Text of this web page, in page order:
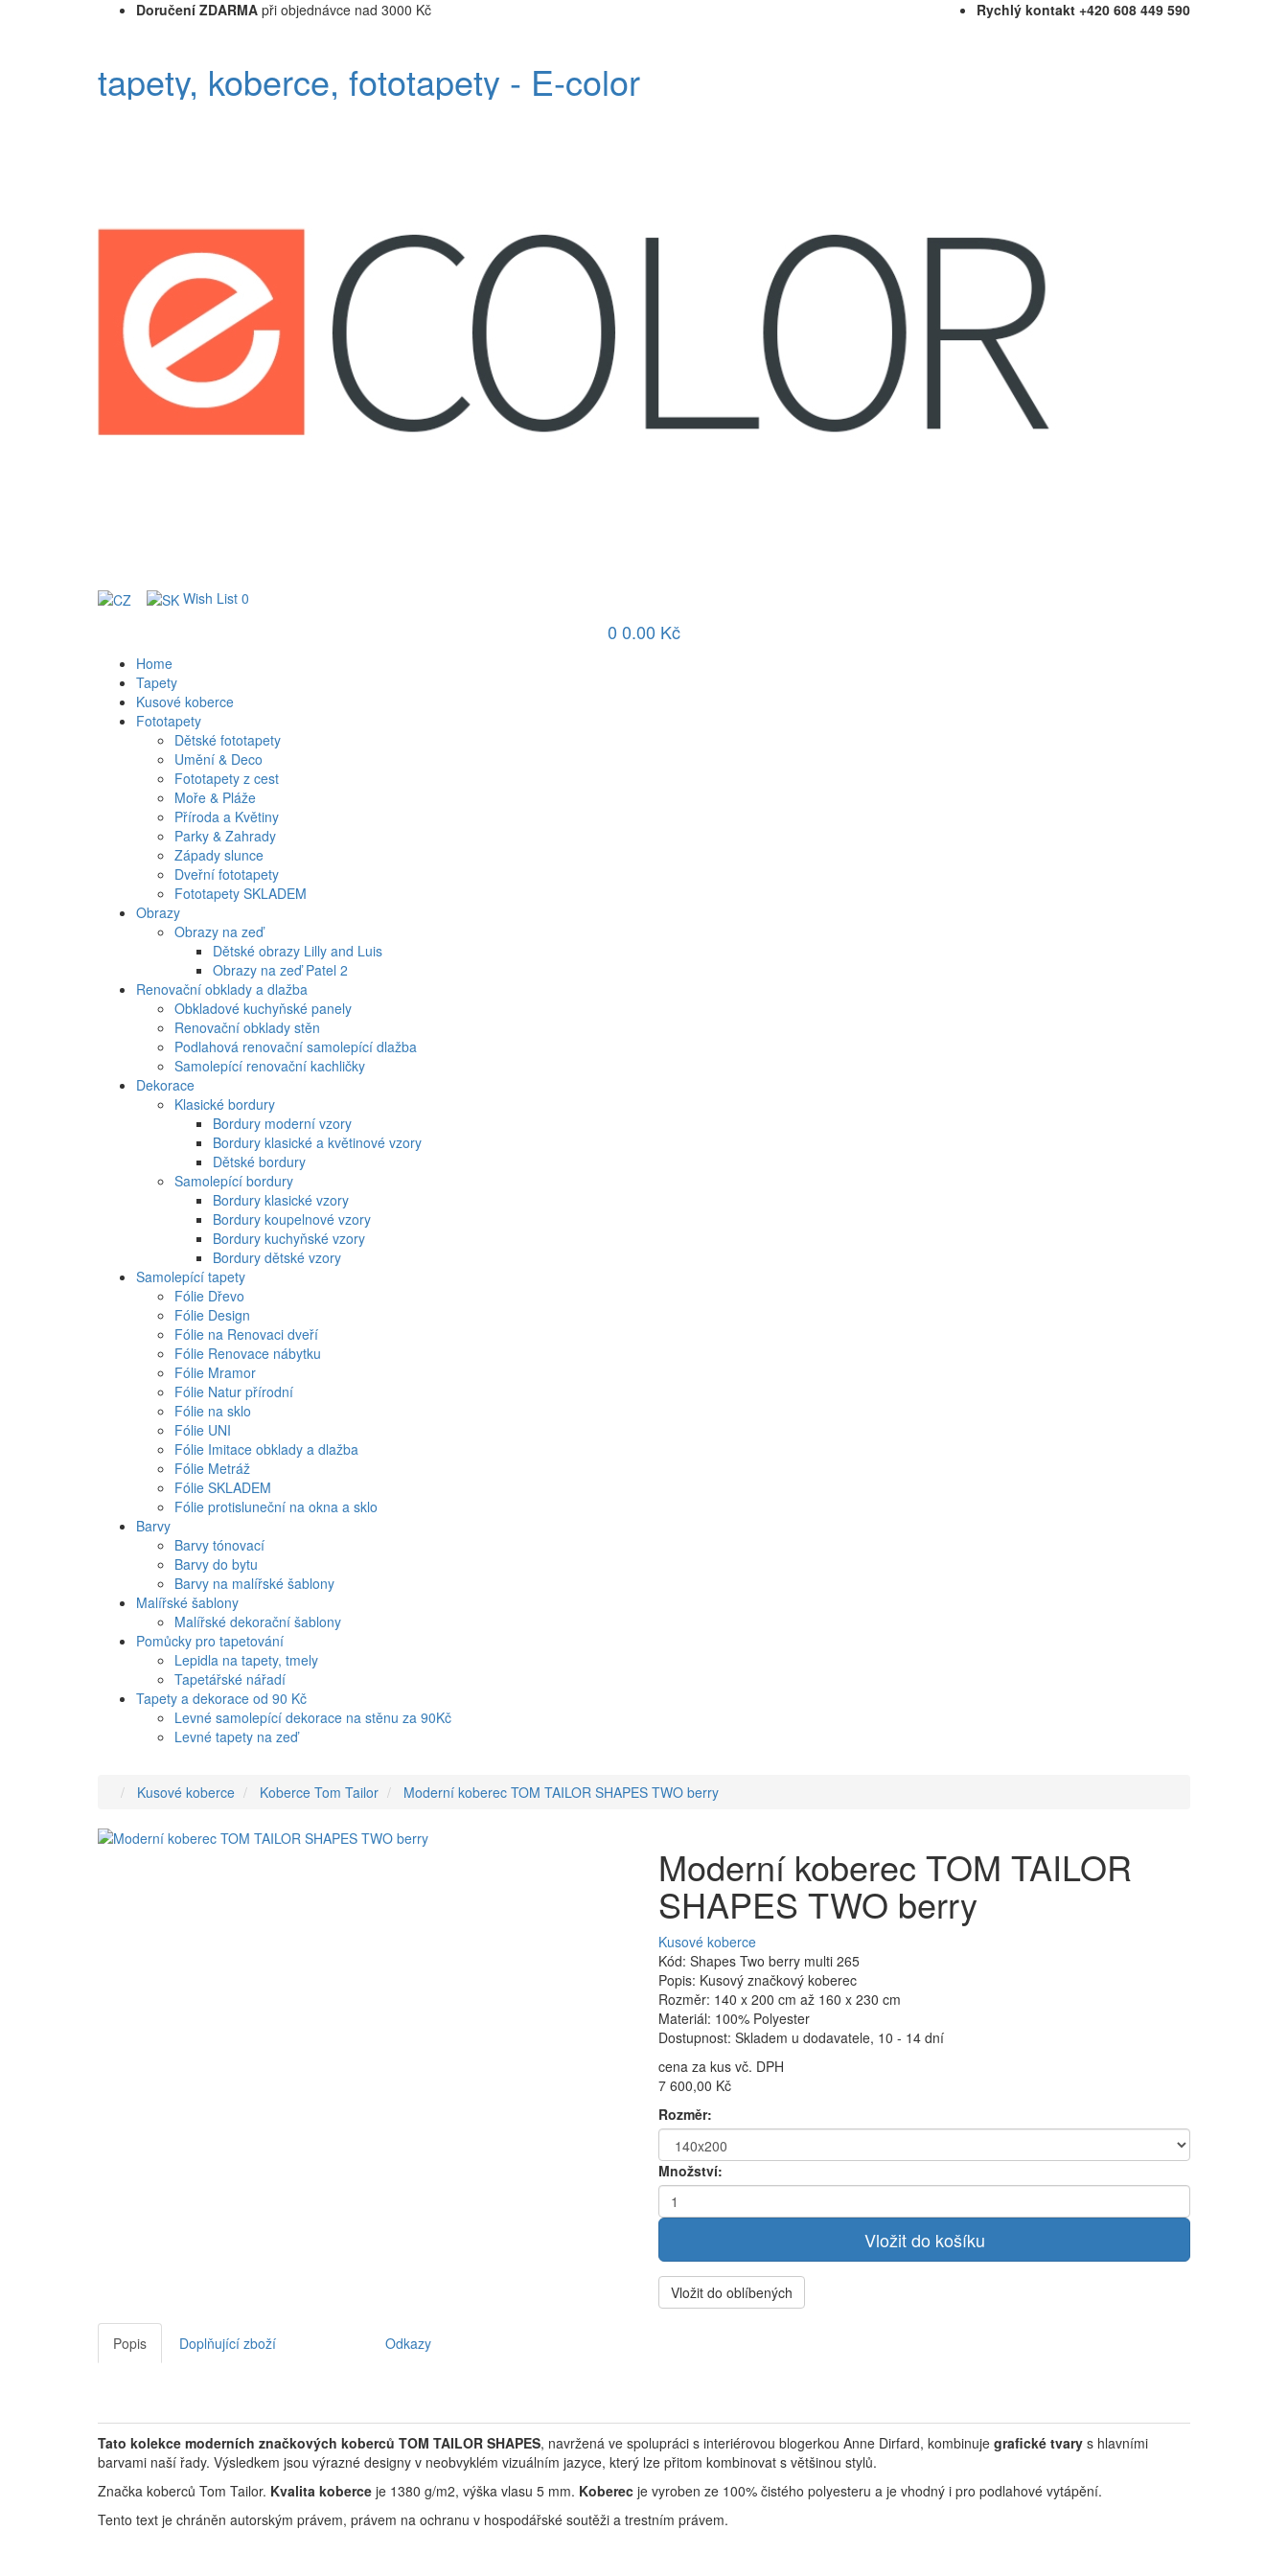
Doručení ZDARMA při objednávce nad 3000 Kč Rychlý kontakt +420 608 449 590
tapety, koberce, fototapety - E-color
Wish List 0
0 0.00 Kč
Home
Tapety
Kusové koberce
Fototapety
Dětské fototapety
Umění & Deco
Fototapety z cest
Moře & Pláže
Příroda a Květiny
Parky & Zahrady
Západy slunce
Dveřní fototapety
Fototapety SKLADEM
Obrazy
Obrazy na zeď
Dětské obrazy Lilly and Luis
Obrazy na zeď Patel 2
Renovační obklady a dlažba
Obkladové kuchyňské panely
Renovační obklady stěn
Podlahová renovační samolepící dlažba
Samolepící renovační kachličky
Dekorace
Klasické bordury
Bordury moderní vzory
Bordury klasické a květinové vzory
Dětské bordury
Samolepící bordury
Bordury klasické vzory
Bordury koupelnové vzory
Bordury kuchyňské vzory
Bordury dětské vzory
Samolepící tapety
Fólie Dřevo
Fólie Design
Fólie na Renovaci dveří
Fólie Renovace nábytku
Fólie Mramor
Fólie Natur přírodní
Fólie na sklo
Fólie UNI
Fólie Imitace obklady a dlažba
Fólie Metráž
Fólie SKLADEM
Fólie protisluneční na okna a sklo
Barvy
Barvy tónovací
Barvy do bytu
Barvy na malířské šablony
Malířské šablony
Malířské dekorační šablony
Pomůcky pro tapetování
Lepidla na tapety, tmely
Tapetářské nářadí
Tapety a dekorace od 90 Kč
Levné samolepící dekorace na stěnu za 90Kč
Levné tapety na zeď
Kusové koberce Koberce Tom Tailor Moderní koberec TOM TAILOR SHAPES TWO berry
Moderní koberec TOM TAILOR
SHAPES TWO berry
Kusové koberce
Kód: Shapes Two berry multi 265
Popis: Kusový značkový koberec
Rozměr: 140 x 200 cm až 160 x 230 cm
Materiál: 100% Polyester
Dostupnost: Skladem u dodavatele, 10 - 14 dní
cena za kus vč. DPH
7 600,00 Kč
Rozměr:
Množství:
Vložit do oblíbených
Popis Doplňující zboží Odkazy
Tato kolekce moderních značkových koberců TOM TAILOR SHAPES, navržená ve spolupráci s interiérovou blogerkou Anne Dirfard, kombinuje grafické tvary s hlavními
barvami naší řady. Výsledkem jsou výrazné designy v neobvyklém vizuálním jazyce, který lze přitom kombinovat s většinou stylů.
Značka koberců Tom Tailor. Kvalita koberce je 1380 g/m2, výška vlasu 5 mm. Koberec je vyroben ze 100% čistého polyesteru a je vhodný i pro podlahové vytápění.
Tento text je chráněn autorským právem, právem na ochranu v hospodářské soutěži a trestním právem.